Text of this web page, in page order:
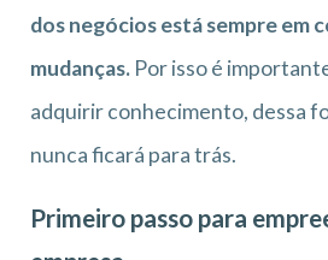
dos negócios está sempre em
mudanças. Por isso é
adquirir conhecimento, dessa
nunca ficará para trás.
Primeiro passo para